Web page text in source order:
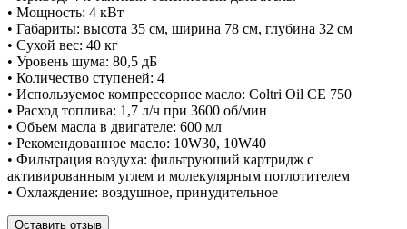
• Мощность: 4 кВт
• Габариты: высота 35 см, ширина 78 см, глубина 32 см
• Сухой вес: 40 кг
• Уровень шума: 80,5 дБ
• Количество ступеней: 4
• Используемое компрессорное масло: Coltri Oil CE 750
• Расход топлива: 1,7 л/ч при 3600 об/мин
• Объем масла в двигателе: 600 мл
• Рекомендованное масло: 10W30, 10W40
• Фильтрация воздуха: фильтрующий картридж с
активированным углем и молекулярным поглотителем
• Охлаждение: воздушное, принудительное
Оставить отзыв